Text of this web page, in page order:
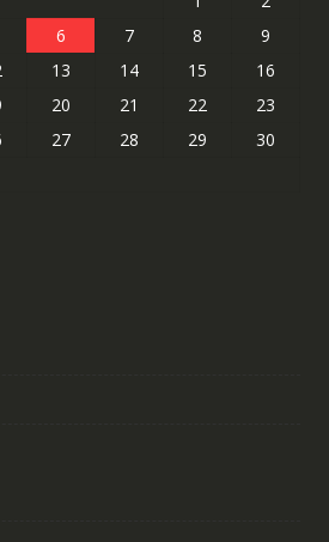
6 7 8
9
13 14 15
16
20 21 22
23
27 28 29
30